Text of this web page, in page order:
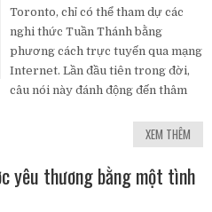
Toronto, chỉ có thể tham dự các
nghi thức Tuần Thánh bằng
phương cách trực tuyến qua mạng
Internet. Lần đầu tiên trong đời,
câu nói này đánh động đến thâm
XEM THÊM
yêu thương bằng một tình